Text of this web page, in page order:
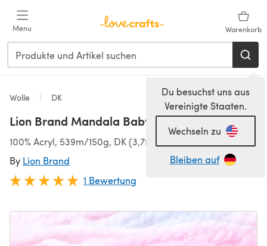
Menu Warenkorb
Du besuchst uns aus
Vereinigte Staaten.
Wechseln zu
Bleiben auf
Wolle DK
Lion Brand Mandala Baby
100% Acryl, 539m/150g, DK (3,75-4,50 mm)
By Lion Brand
1 Bewertung